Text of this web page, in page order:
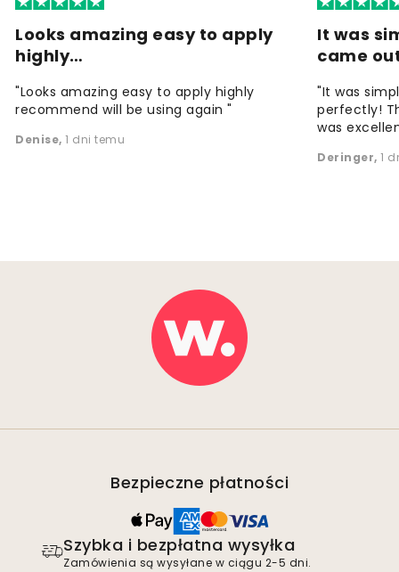
Looks amazing easy to apply
highly…
"Looks amazing easy to apply highly
recommend will be using again "
Denise, 1 dni temu
It was
came
"It was
perfectly!
was
Deringer, 1
Bezpieczne płatności
Szybka i bezpłatna wysyłka
Zamówienia są wysyłane w ciągu 2-5 dni.